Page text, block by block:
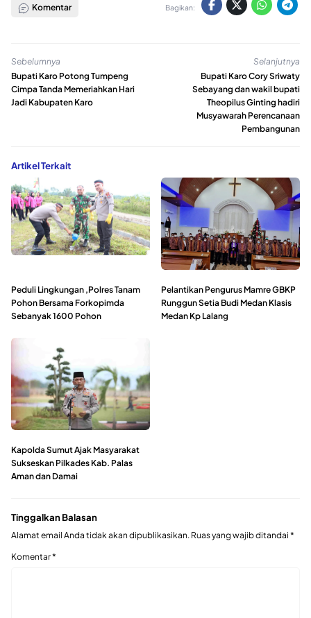
Komentar Bagikan:
Sebelumnya
Bupati Karo Potong Tumpeng
Cimpa Tanda Memeriahkan Hari
Jadi Kabupaten Karo
Selanjutnya
Bupati Karo Cory Sriwaty
Sebayang dan wakil bupati
Theopilus Ginting hadiri
Musyawarah Perencanaan
Pembangunan
Artikel Terkait
Peduli Lingkungan ,Polres Tanam
Pohon Bersama Forkopimda
Sebanyak 1600 Pohon
Pelantikan Pengurus Mamre GBKP
Runggun Setia Budi Medan Klasis
Medan Kp Lalang
Kapolda Sumut Ajak Masyarakat
Sukseskan Pilkades Kab. Palas
Aman dan Damai
Tinggalkan Balasan
Alamat email Anda tidak akan dipublikasikan. Ruas yang wajib ditandai *
Komentar*